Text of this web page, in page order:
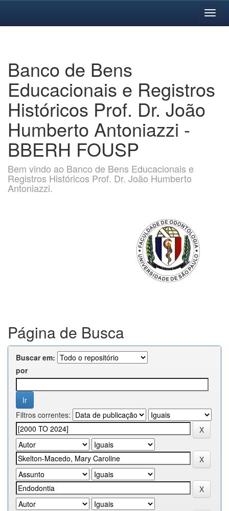
Banco de Bens
Educacionais e Registros
Históricos Prof. Dr. João
Humberto Antoniazzi -
BBERH FOUSP
Bem vindo ao Banco de Bens Educacionais e
Registros Históricos Prof. Dr. João Humberto
Antoniazzi.
Página de Busca
Buscar em:
por
Filtros correntes: